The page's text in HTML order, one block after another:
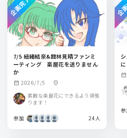
7/5 紐緒結奈&館林見晴ファンミ
ーティング 楽屋花を送りません
か
calendar_month 2026/7/5 location_on
素敵な楽屋花にできるよう頑張
ります！
参加 24人
企画完了
calendar_month
企